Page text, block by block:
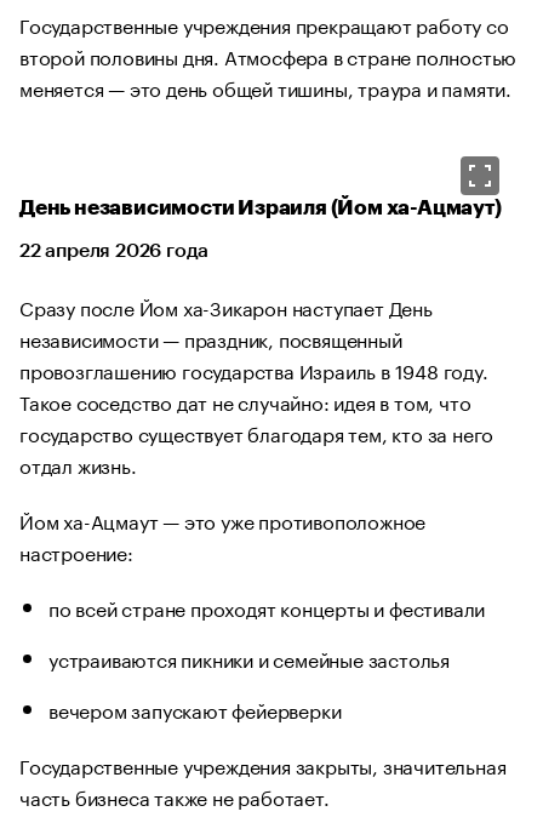
Государственные учреждения прекращают работу со
второй половины дня. Атмосфера в стране полностью
меняется — это день общей тишины, траура и памяти.
День независимости Израиля (Йом ха-Ацмаут)
22 апреля 2026 года
Сразу после Йом ха-Зикарон наступает День
независимости — праздник, посвященный
провозглашению государства Израиль в 1948 году.
Такое соседство дат не случайно: идея в том, что
государство существует благодаря тем, кто за него
отдал жизнь.
Йом ха-Ацмаут — это уже противоположное
настроение:
по всей стране проходят концерты и фестивали
устраиваются пикники и семейные застолья
вечером запускают фейерверки
Государственные учреждения закрыты, значительная
часть бизнеса также не работает.